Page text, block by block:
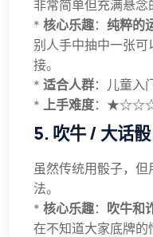
非常简单但充满悬念
* 核心乐趣： 纯粹的
别人手中抽中一张
接。
* 适合人群：儿童入
* 上手难度：
5. 吹牛 / 大话骰
虽然传统用骰子，
法。
* 核心乐趣： 吹牛和
在不知道大家底牌